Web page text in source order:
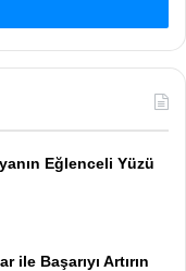
Eğlenceli Yüzü
ile Başarıyı Artırın